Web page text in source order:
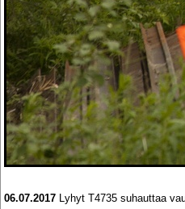
06.07.2017 Lyhyt T4735 suhauttaa